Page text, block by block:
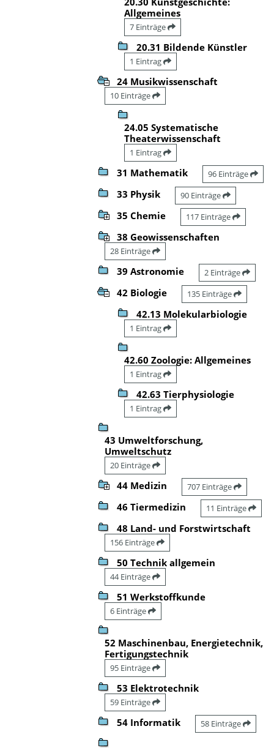
Allgemeines
7 Einträge
20.31 Bildende Künstler
1 Eintrag
24 Musikwissenschaft
10 Einträge
24.05 Systematische
Theaterwissenschaft
1 Eintrag
31 Mathematik 96 Einträge
33 Physik 90 Einträge
35 Chemie 117 Einträge
38 Geowissenschaften
28 Einträge
39 Astronomie 2 Einträge
42 Biologie 135 Einträge
42.13 Molekularbiologie
1 Eintrag
42.60 Zoologie: Allgemeines
1 Eintrag
42.63 Tierphysiologie
1 Eintrag
43 Umweltforschung,
Umweltschutz
20 Einträge
44 Medizin 707 Einträge
46 Tiermedizin 11 Einträge
48 Land- und Forstwirtschaft
156 Einträge
50 Technik allgemein
44 Einträge
51 Werkstoffkunde
6 Einträge
52 Maschinenbau, Energietechnik,
Fertigungstechnik
95 Einträge
53 Elektrotechnik
59 Einträge
54 Informatik 58 Einträge